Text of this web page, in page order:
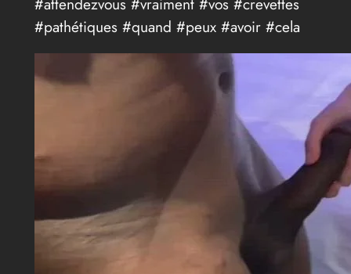
#pathétiques #quand #peux #avoir #cela